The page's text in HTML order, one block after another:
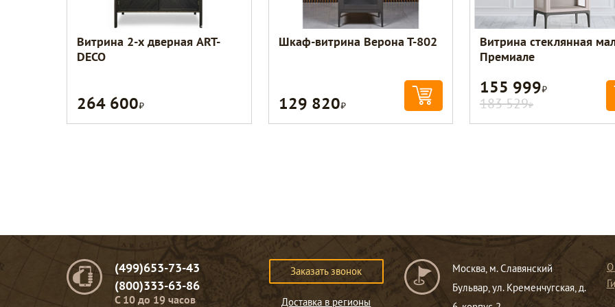
Витрина 2-х дверная ART-
DECO
264 600Р
Шкаф-витрина Верона Т-802
129 820Р
Витрина стеклянная
Премиале
155 999Р
183 529Р
(499)653-73-43
(800)333-63-86
C 10 до 19 часов
Заказать звонок
Доставка в регионы
Москва, м. Славянский
Бульвар, ул. Кременчугская, д.
О